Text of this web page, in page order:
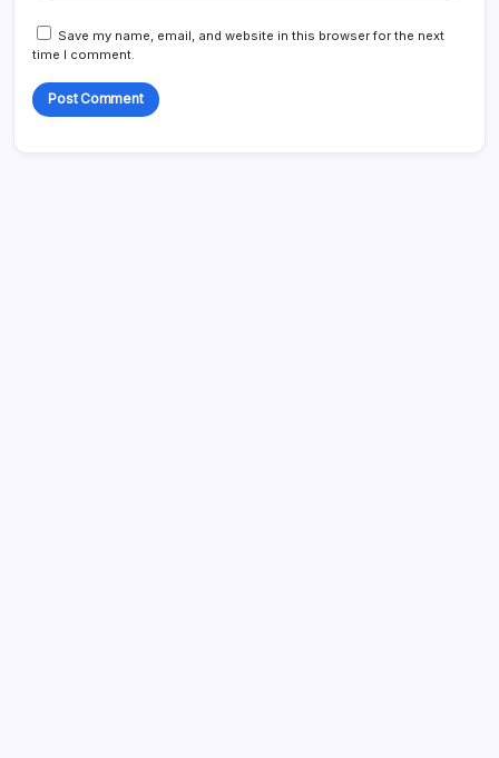
Save my name, email, and website in this browser for the next
time I comment.